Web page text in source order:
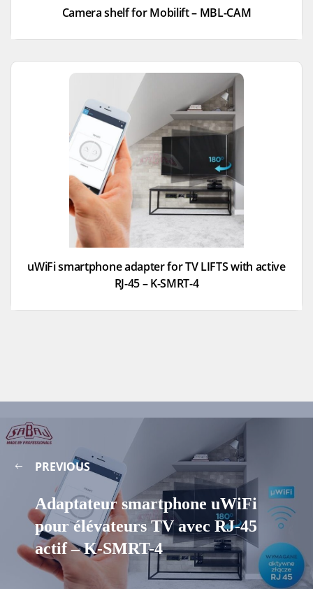
Camera shelf for Mobilift – MBL-CAM
uWiFi smartphone adapter for TV LIFTS with active
RJ-45 – K-SMRT-4
PREVIOUS
Adaptateur smartphone uWiFi
pour élévateurs TV avec RJ-45
actif – K-SMRT-4